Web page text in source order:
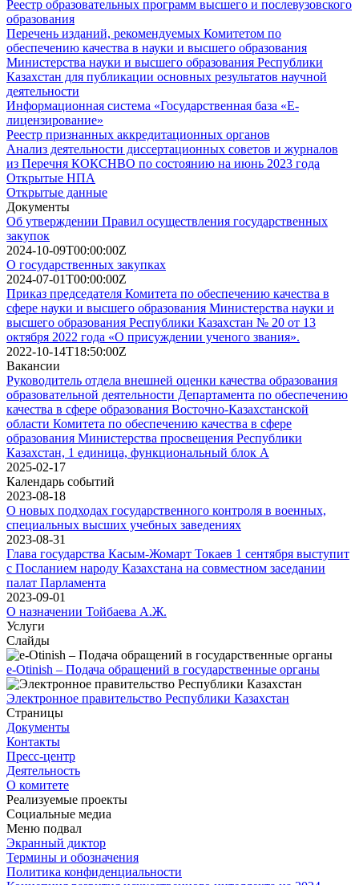
Реестр образовательных программ высшего и послевузовского
образования
Перечень изданий, рекомендуемых Комитетом по
обеспечению качества в науки и высшего образования
Министерства науки и высшего образования Республики
Казахстан для публикации основных результатов научной
деятельности
Информационная система «Государственная база «Е-
лицензирование»
Реестр признанных аккредитационных органов
Анализ деятельности дисcертационных советов и журналов
из Перечня КОКСНВО по состоянию на июнь 2023 года
Открытые НПА
Открытые данные
Документы
Об утверждении Правил осуществления государственных
закупок
2024-10-09T00:00:00Z
О государственных закупках
2024-07-01T00:00:00Z
Приказ председателя Комитета по обеспечению качества в
сфере науки и высшего образования Министерства науки и
высшего образования Республики Казахстан № 20 от 13
октября 2022 года «О присуждении ученого звания».
2022-10-14T18:50:00Z
Вакансии
Руководитель отдела внешней оценки качества образования
образовательной деятельности Департамента по обеспечению
качества в сфере образования Восточно-Казахстанской
области Комитета по обеспечению качества в сфере
образования Министерства просвещения Республики
Казахстан, 1 единица, функциональный блок А
2025-02-17
Календарь событий
2023-08-18
О новых подходах государственного контроля в военных,
специальных высших учебных заведениях
2023-08-31
Глава государства Касым-Жомарт Токаев 1 сентября выступит
с Посланием народу Казахстана на совместном заседании
палат Парламента
2023-09-01
О назначении Тойбаева А.Ж.
Услуги
Слайды
e-Otinish – Подача обращений в государственные органы
Электронное правительство Республики Казахстан
Страницы
Документы
Контакты
Пресс-центр
Деятельность
О комитете
Реализуемые проекты
Социальные медиа
Меню подвал
Экранный диктор
Термины и обозначения
Политика конфиденциальности